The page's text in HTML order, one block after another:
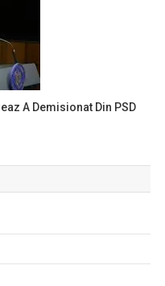
A Demisionat Din PSD